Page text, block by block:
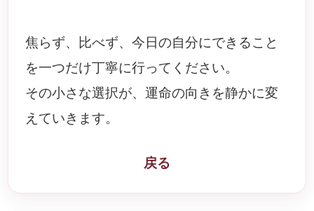
焦らず、比べず、今日の自分にできること
を一つだけ丁寧に行ってください。
その小さな選択が、運命の向きを静かに変
えていきます。
戻る